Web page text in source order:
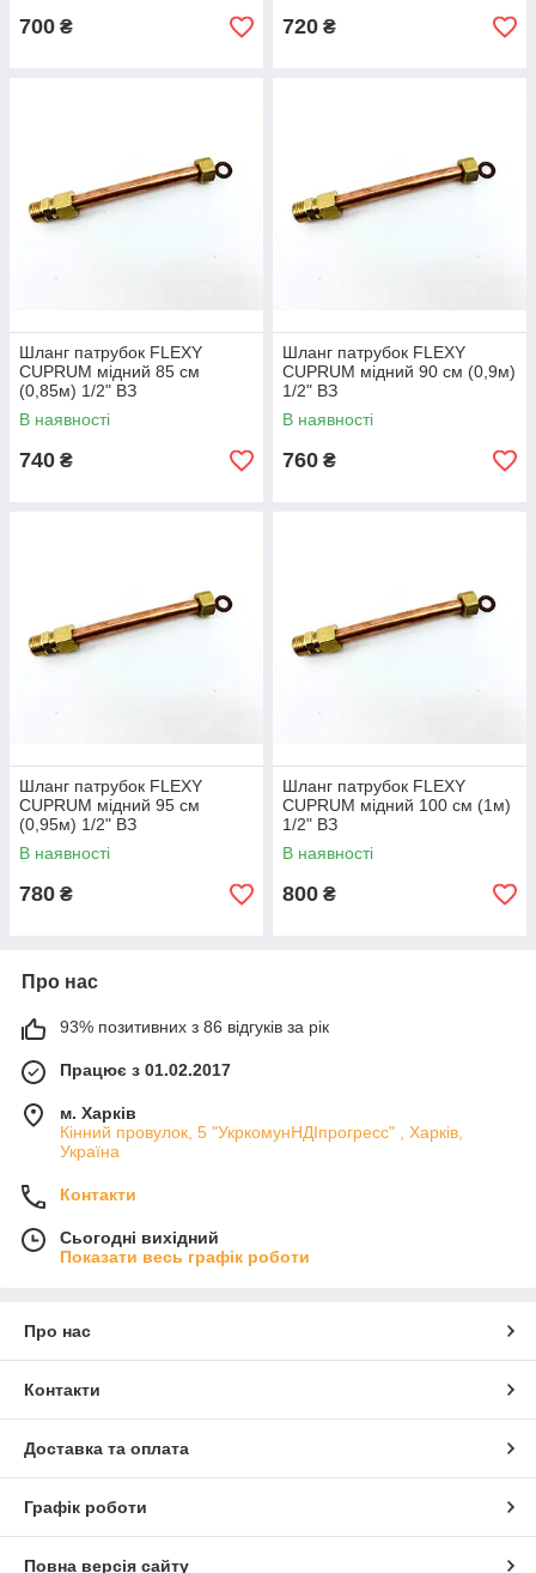
700 ₴ 720 ₴
Шланг патрубок FLEXY
CUPRUM мідний 85 см
(0,85м) 1/2" ВЗ
В наявності
740 ₴
Шланг патрубок FLEXY
CUPRUM мідний 90 см (0,9м)
1/2" ВЗ
В наявності
760 ₴
Шланг патрубок FLEXY
CUPRUM мідний 95 см
(0,95м) 1/2" ВЗ
В наявності
780 ₴
Шланг патрубок FLEXY
CUPRUM мідний 100 см (1м)
1/2" ВЗ
В наявності
800 ₴
Про нас
93% позитивних з 86 відгуків за рік
Працює з 01.02.2017
м. Харків
Кінний провулок, 5 "УкркомунНДІпрогресс" , Харків,
Україна
Контакти
Сьогодні вихідний
Показати весь графік роботи
Про нас
Контакти
Доставка та оплата
Графік роботи
Повна версія сайту